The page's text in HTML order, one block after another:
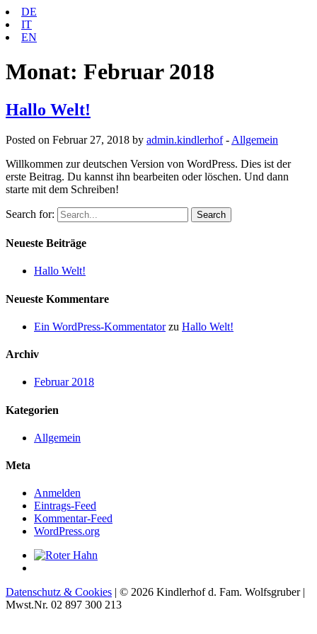
DE
IT
EN
Monat: Februar 2018
Hallo Welt!
Posted on Februar 27, 2018 by admin.kindlerhof- Allgemein
Willkommen zur deutschen Version von WordPress. Dies ist der
erste Beitrag. Du kannst ihn bearbeiten oder löschen. Und dann
starte mit dem Schreiben!
Search for:
Neueste Beiträge
Hallo Welt!
Neueste Kommentare
Ein WordPress-Kommentatorzu Hallo Welt!
Archiv
Februar 2018
Kategorien
Allgemein
Meta
Anmelden
Eintrags-Feed
Kommentar-Feed
WordPress.org
Datenschutz & Cookies | © 2026 Kindlerhof d. Fam. Wolfsgruber |
Mwst.Nr. 02 897 300 213